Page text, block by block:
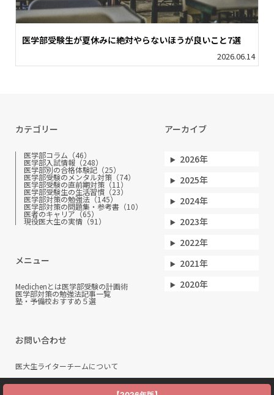
医学部受験生が夏休みに絶対やらないほうが良いこと7選
2026.06.14
カテゴリー
医学部コラム（46）
医学部入試情報（248）
医学部別の合格体験記（25）
医学部受験のメンタル対策（74）
医学部受験の直前期対策（11）
医学部受験生の生活習慣（23）
医学部対策の勉強法（145）
医学部対策の問題集・参考書（10）
医者のキャリア（65）
現役医大生の実情（91）
メニュー
Medichenとは医学部受験の計画術
医学部対策の勉強法記事一覧
塾・予備校おすすめ５選
お問い合わせ
医大生ライターチームについて
アーカイブ
2026年
2025年
2024年
2023年
2022年
2021年
2020年